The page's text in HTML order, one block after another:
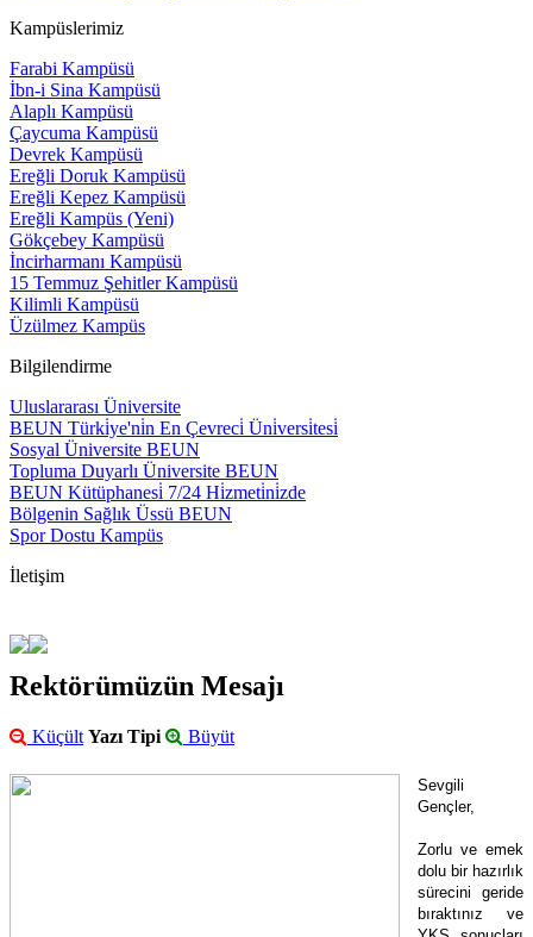
Kampüslerimiz
Farabi Kampüsü
İbn-i Sina Kampüsü
Alaplı Kampüsü
Çaycuma Kampüsü
Devrek Kampüsü
Ereğli Doruk Kampüsü
Ereğli Kepez Kampüsü
Ereğli Kampüs (Yeni)
Gökçebey Kampüsü
İncirharmanı Kampüsü
15 Temmuz Şehitler Kampüsü
Kilimli Kampüsü
Üzülmez Kampüs
Bilgilendirme
Uluslararası Üniversite
BEUN Türki̇ye'ni̇n En Çevreci̇ Üni̇versi̇tesi̇
Sosyal Üniversite BEUN
Topluma Duyarlı Üniversite BEUN
BEUN Kütüphanesi̇ 7/24 Hi̇zmeti̇ni̇zde
Bölgenin Sağlık Üssü BEUN
Spor Dostu Kampüs
İletişim
Rektörümüzün Mesajı
Küçült Yazı Tipi Büyüt
Sevgili
Gençler,
Zorlu ve emek
dolu bir hazırlık
sürecini geride
bıraktınız ve